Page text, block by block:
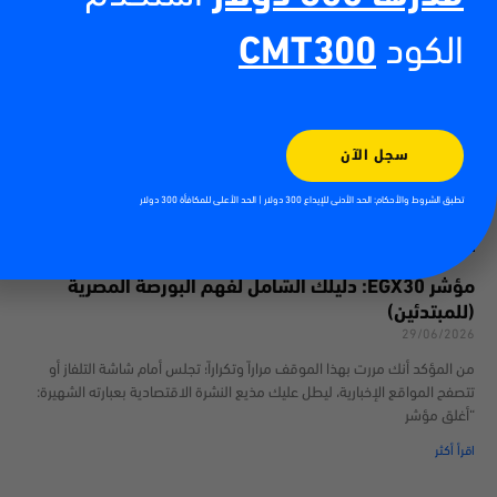
مؤشر EGX30: دليلك الشامل لفهم البورصة المصرية
(للمبتدئين)
29/06/2026
من المؤكد أنك مررت بهذا الموقف مراراً وتكراراً؛ تجلس أمام شاشة التلفاز أو
تتصفح المواقع الإخبارية، ليطل عليك مذيع النشرة الاقتصادية بعبارته الشهيرة:
“أغلق مؤشر
اقرأ أكثر
الكود CMT300
سجل الآن
تطبق الشروط والأحكام: الحد الأدنى للإيداع 300 دولار | الحد الأعلى للمكافأة 300 دولار